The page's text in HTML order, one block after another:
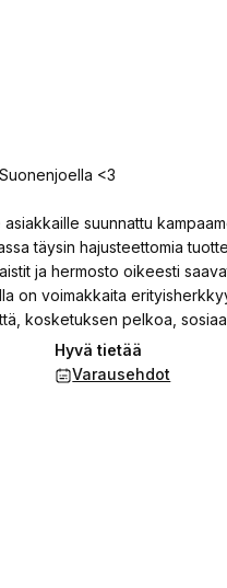
<3
suunnattu
täysin hajusteettomia
ja hermosto oikeesti
on voimakkaita
kosketuksen pelkoa,
ja luontevan
Hyvä tietää
Varausehdot